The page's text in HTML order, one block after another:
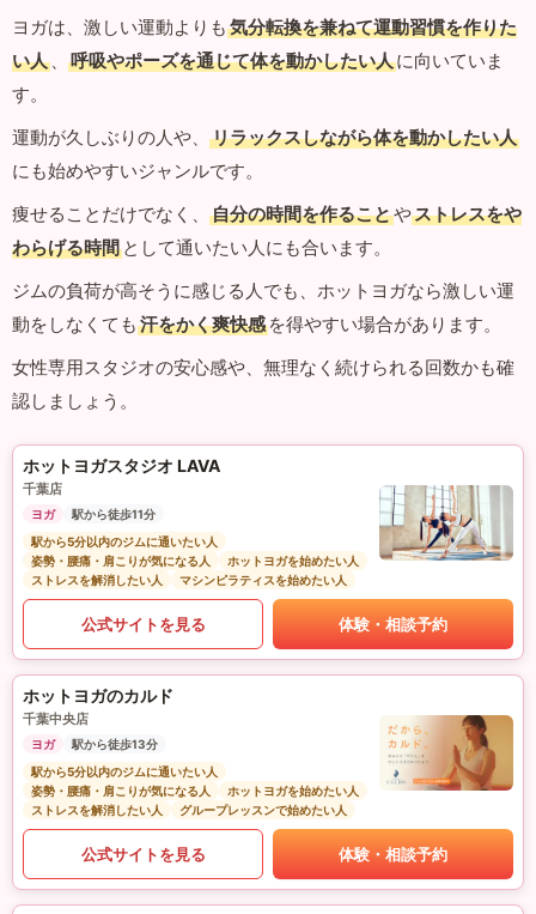
ヨガは、激しい運動よりも 気分転換を兼ねて運動習慣を作りた
い人 、 呼吸やポーズを通じて体を動かしたい人に向いていま
す。
運動が久しぶりの人や、
リラックスしながら体を動かしたい人
にも始めやすいジャンルです。
痩せることだけでなく、
自分の時間を作ることやストレスをや
わらげる時間 として通いたい人にも合います。
ジムの負荷が高そうに感じる人でも、ホットヨガなら激しい運
動をしなくても 汗をかく爽快感 を得やすい場合があります。
女性専用スタジオの安心感や、無理なく続けられる回数かも確
認しましょう。
ホットヨガスタジオ LAVA
千葉店
ヨガ
駅から徒歩11分
駅から5分以内のジムに通いたい人
姿勢・腰痛・肩こりが気になる人
ホットヨガを始めたい人
ストレスを解消したい人
マシンピラティスを始めたい人
公式サイトを見る 体験・相談予約
ホットヨガのカルド
千葉中央店
ヨガ
駅から徒歩13分
駅から5分以内のジムに通いたい人
姿勢・腰痛・肩こりが気になる人
ホットヨガを始めたい人
ストレスを解消したい人
グループレッスンで始めたい人
公式サイトを見る 体験・相談予約